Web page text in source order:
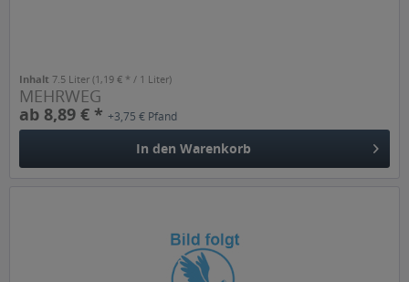
Inhalt7.5 Liter(1,19 € * / 1 Liter)
MEHRWEG
ab 8,89 € *+3,75 € Pfand
In den Warenkorb